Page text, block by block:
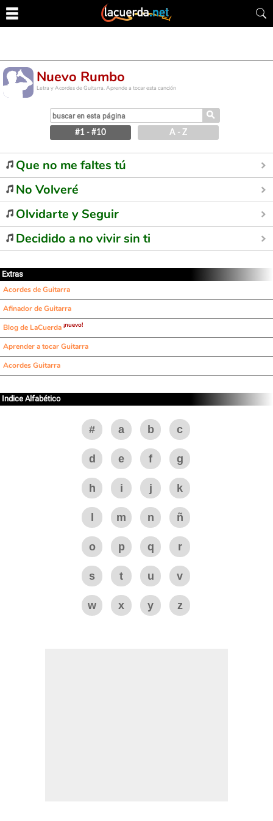
Nuevo Rumbo
Letra y Acordes de Guitarra. Aprende a tocar esta canción
⚲
#1 - #10 A - Z
Que no me faltes tú
No Volveré
Olvidarte y Seguir
Decidido a no vivir sin ti
Extras
Acordes de Guitarra
Afinador de Guitarra
Blog de LaCuerda ¡nuevo!
Aprender a tocar Guitarra
Acordes Guitarra
Indice Alfabético
# a b c
d e f g
h i j k
m n ñ
o p q r
s t u v
w x y z